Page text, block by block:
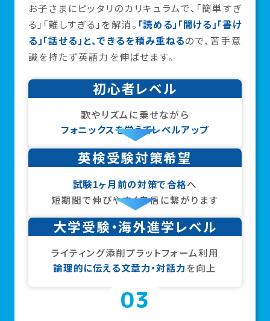
お子さまにピッタリのカリキュラムで、「簡単すぎ
る」「難しすぎる」を解消。 「読める」「聞ける」「書け
る」「話せる」と、できるを積み重ねるので、苦手意
識を持たず英語力を伸ばせます。
初心者レベル
歌やリズムに乗せながら
フォニックスを覚えてレベルアップ
英検受験対策希望
試験1ヶ月前の対策で合格へ
短期間で伸びやすく自信に繋がります
大学受験・海外進学レベル
ライティング添削プラットフォーム利用
論理的に伝える文章力・対話力を向上
03